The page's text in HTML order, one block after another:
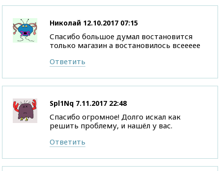
Николай 12.10.2017 07:15
Спасибо большое думал востановится
только магазин а востановилось всеееее
Ответить
Spl1Nq 7.11.2017 22:48
Спасибо огромное! Долго искал как
решить проблему, и нашёл у вас.
Ответить